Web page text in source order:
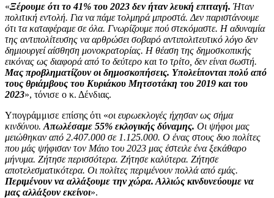
«Ξέρουμε ότι το 41% του 2023 δεν ήταν λευκή επιταγή. Ήταν
πολιτική εντολή. Για να πάμε τολμηρά μπροστά. Δεν παριστάνουμε
ότι τα καταφέραμε σε όλα. Γνωρίζουμε πού στεκόμαστε. Η αδυναμία
της αντιπολίτευσης να αρθρώσει σοβαρό αντιπολιτευτικό λόγο δεν
δημιουργεί αίσθηση μονοκρατορίας. Η θέαση της δημοσκοπικής
εικόνας ως διαφορά από το δεύτερο και το τρίτο, δεν είναι σωστή.
Μας προβληματίζουν οι δημοσκοπήσεις. Υπολείπονται πολύ από
τους θριάμβους του Κυριάκου Μητσοτάκη του 2019 και του
2023», τόνισε ο κ. Δένδιας.
Υπογράμμισε επίσης ότι «οι ευρωεκλογές ήχησαν ως σήμα
κινδύνου. Απωλέσαμε 55% εκλογικής δύναμης. Οι ψήφοι μας
μειώθηκαν από 2.407.000 σε 1.125.000. Ο ένας στους δυο πολίτες
που μάς ψήφισαν τον Μάιο του 2023 μας έστειλε ένα ξεκάθαρο
μήνυμα. Ζήτησε περισσότερα. Ζήτησε καλύτερα. Ζήτησε
αποτελεσματικότερα. Οι πολίτες περιμένουν πολλά από εμάς.
Περιμένουν να αλλάξουμε την χώρα. Αλλιώς κινδυνεύουμε να
μας αλλάξουν εκείνοι».